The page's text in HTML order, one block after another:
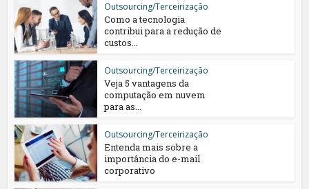
Outsourcing/Terceirização
Como a tecnologia
contribui para a redução de
custos...
Outsourcing/Terceirização
Veja 5 vantagens da
computação em nuvem
para as...
Outsourcing/Terceirização
Entenda mais sobre a
importância do e-mail
corporativo